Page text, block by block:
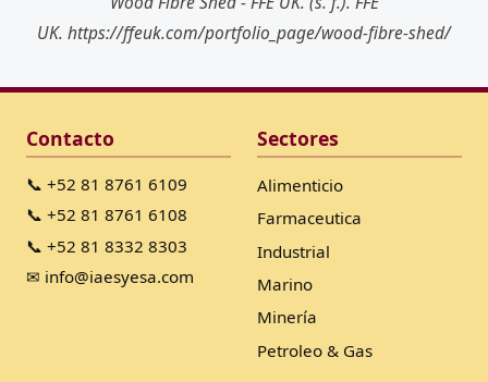
UK. https://ffeuk.com/portfolio_page/wood-fibre-shed/
Contacto
📞 +52 81 8761 6109
📞 +52 81 8761 6108
📞 +52 81 8332 8303
✉ info@iaesyesa.com
Sectores
Alimenticio
Farmaceutica
Industrial
Marino
Minería
Petroleo & Gas